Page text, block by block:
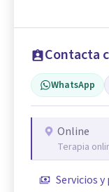
Contacta
WhatsApp
Online
Terapia
Servicios y